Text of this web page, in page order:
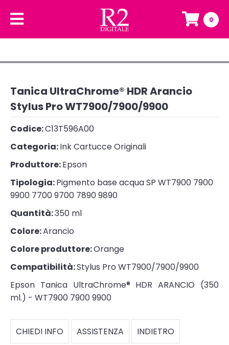
0
Tanica UltraChrome® HDR Arancio
Stylus Pro WT7900/7900/9900
Codice:C13T596A00
Categoria:Ink Cartucce Originali
Produttore:Epson
Tipologia:Pigmento base acqua SP WT7900 7900
9900 7700 9700 7890 9890
Quantità:350 ml
Colore:Arancio
Colore produttore:Orange
Compatibilità:Stylus Pro WT7900/7900/9900
Epson Tanica UltraChrome® HDR ARANCIO (350
ml.) - WT7900 7900 9900
CHIEDI INFO ASSISTENZA INDIETRO